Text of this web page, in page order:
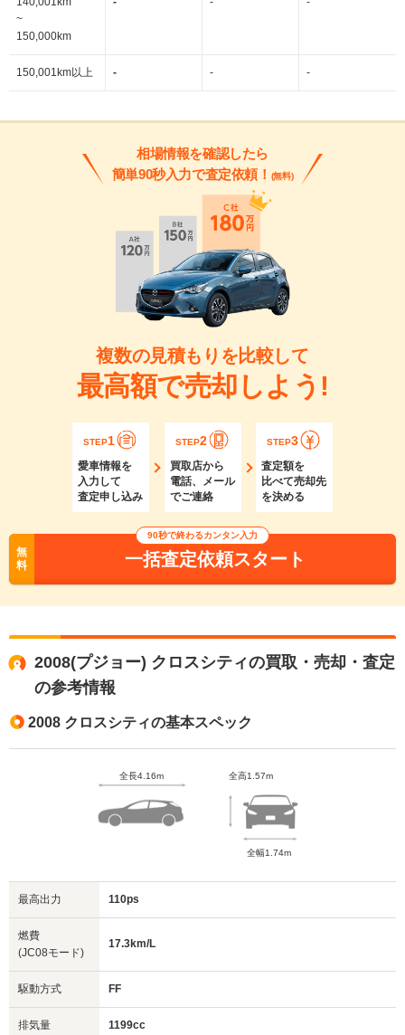
~
150,000km
150,001km以上 - - -
相場情報を確認したら
簡単90秒入力で査定依頼！ (無料)
複数の見積もりを比較して
最高額で売却しよう!
STEP1
愛車情報を
入力して
査定申し込み
STEP2
買取店から
電話、メール
でご連絡
STEP3
査定額を
比べて売却先
を決める
無
料
90秒で終わるカンタン入力
一括査定依頼スタート
2008(プジョー) クロスシティの買取・売却・査定
の参考情報
2008 クロスシティの基本スペック
全長4.16m 全高1.57m
全幅1.74m
最高出力 110ps
燃費
(JC08モード)
17.3km/L
駆動方式 FF
排気量 1199cc